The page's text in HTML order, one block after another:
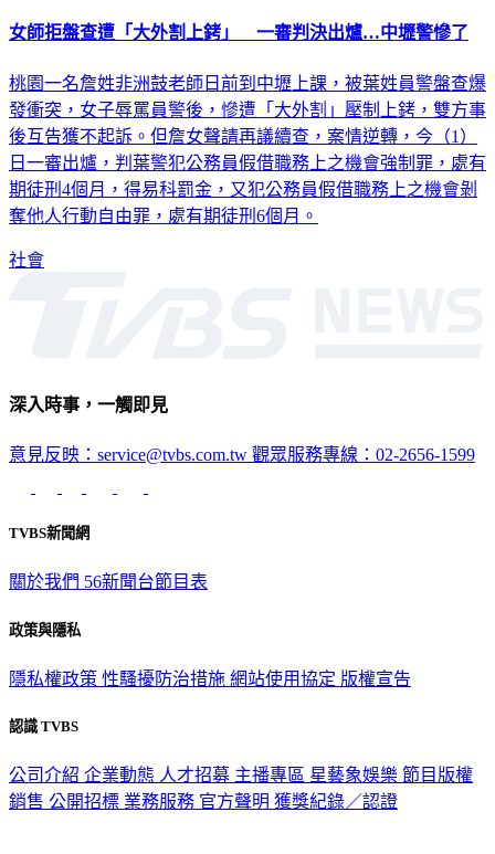
女師拒盤查遭「大外割上銬」 一審判決出爐…中壢警慘了
桃園一名詹姓非洲鼓老師日前到中壢上課，被葉姓員警盤查爆
發衝突，女子辱罵員警後，慘遭「大外割」壓制上銬，雙方事
後互告獲不起訴。但詹女聲請再議續查，案情逆轉，今（1）
日一審出爐，判葉警犯公務員假借職務上之機會強制罪，處有
期徒刑4個月，得易科罰金，又犯公務員假借職務上之機會剝
奪他人行動自由罪，處有期徒刑6個月。
社會
深入時事，一觸即見
意見反映：service@tvbs.com.tw 觀眾服務專線：02-2656-1599
TVBS新聞網
關於我們 56新聞台節目表
政策與隱私
隱私權政策 性騷擾防治措施 網站使用協定 版權宣告
認識 TVBS
公司介紹 企業動態 人才招募 主播專區 星藝象娛樂 節目版權
銷售 公開招標 業務服務 官方聲明 獲獎紀錄／認證